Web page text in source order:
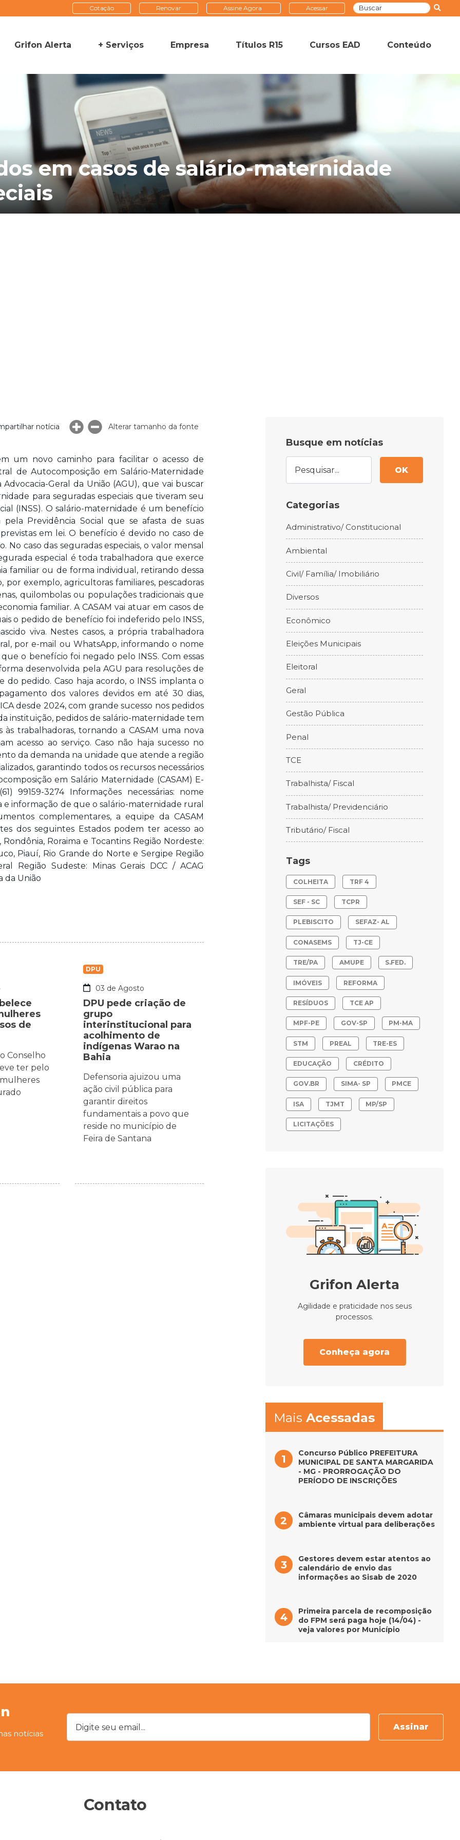
Cotação Renovar Assine Agora Acessar
Grifon Alerta + Serviços Empresa Títulos R15 Cursos EAD Conteúdo
em casos de salário-maternidade
notícia Alterar tamanho da fonte
um novo caminho para facilitar o acesso de
de Autocomposição em Salário-Maternidade
Geral da União (AGU), que vai buscar
para seguradas especiais que tiveram seu
(INSS). O salário-maternidade é um benefício
Previdência Social que se afasta de suas
em lei. O benefício é devido no caso de
caso das seguradas especiais, o valor mensal
especial é toda trabalhadora que exerce
familiar ou de forma individual, retirando dessa
exemplo, agricultoras familiares, pescadoras
quilombolas ou populações tradicionais que
familiar. A CASAM vai atuar em casos de
o pedido de benefício foi indeferido pelo INSS,
viva. Nestes casos, a própria trabalhadora
por e-mail ou WhatsApp, informando o nome
o benefício foi negado pelo INSS. Com essas
desenvolvida pela AGU para resoluções de
do pedido. Caso haja acordo, o INSS implanta o
dos valores devidos em até 30 dias,
desde 2024, com grande sucesso nos pedidos
instituição, pedidos de salário-maternidade tem
trabalhadoras, tornando a CASAM uma nova
acesso ao serviço. Caso não haja sucesso no
da demanda na unidade que atende a região
garantindo todos os recursos necessários
em Salário Maternidade (CASAM) E-
99159-3274 Informações necessárias: nome
e informação de que o salário-maternidade rural
complementares, a equipe da CASAM
dos seguintes Estados podem ter acesso ao
Roraima e Tocantins Região Nordeste:
Piauí, Rio Grande do Norte e Sergipe Região
Região Sudeste: Minas Gerais DCC / ACAG
da União
de
Conselho
ter pelo
DPU
03 de Agosto
DPU pede criação de
grupo
interinstitucional para
acolhimento de
indígenas Warao na
Bahia
Defensoria ajuizou uma
ação civil pública para
garantir direitos
fundamentais a povo que
reside no município de
Feira de Santana
Busque em notícias
OK
Categorias
Administrativo/ Constitucional
Ambiental
Civil/ Família/ Imobiliário
Diversos
Econômico
Eleições Municipais
Eleitoral
Geral
Gestão Pública
Penal
TCE
Trabalhista/ Fiscal
Trabalhista/ Previdenciário
Tributário/ Fiscal
Tags
COLHEITA TRF 4
SEF - SC TCPR
PLEBISCITO SEFAZ- AL
CONASEMS TJ-CE
TRE/PA AMUPE S.FED.
IMÓVEIS REFORMA
RESÍDUOS TCE AP
MPF-PE GOV-SP PM-MA
STM PREAL TRE-ES
EDUCAÇÃO CRÉDITO
GOV.BR SIMA- SP PMCE
ISA TJMT MP/SP
LICITAÇÕES
Grifon Alerta
Agilidade e praticidade nos seus
processos.
Conheça agora
Mais Acessadas
Concurso Público PREFEITURA
MUNICIPAL DE SANTA MARGARIDA
- MG - PRORROGAÇÃO DO
PERÍODO DE INSCRIÇÕES
Câmaras municipais devem adotar
ambiente virtual para deliberações
Gestores devem estar atentos ao
calendário de envio das
informações ao Sisab de 2020
Primeira parcela de recomposição
do FPM será paga hoje (14/04) -
veja valores por Município
notícias
Digite seu email... Assinar
Contato